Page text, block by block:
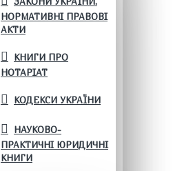
НОРМАТИВНІ ПРАВОВІ
АКТИ
КНИГИ ПРО
НОТАРІАТ
КОДЕКСИ УКРАЇНИ
НАУКОВО-
ПРАКТИЧНІ ЮРИДИЧНІ
КНИГИ